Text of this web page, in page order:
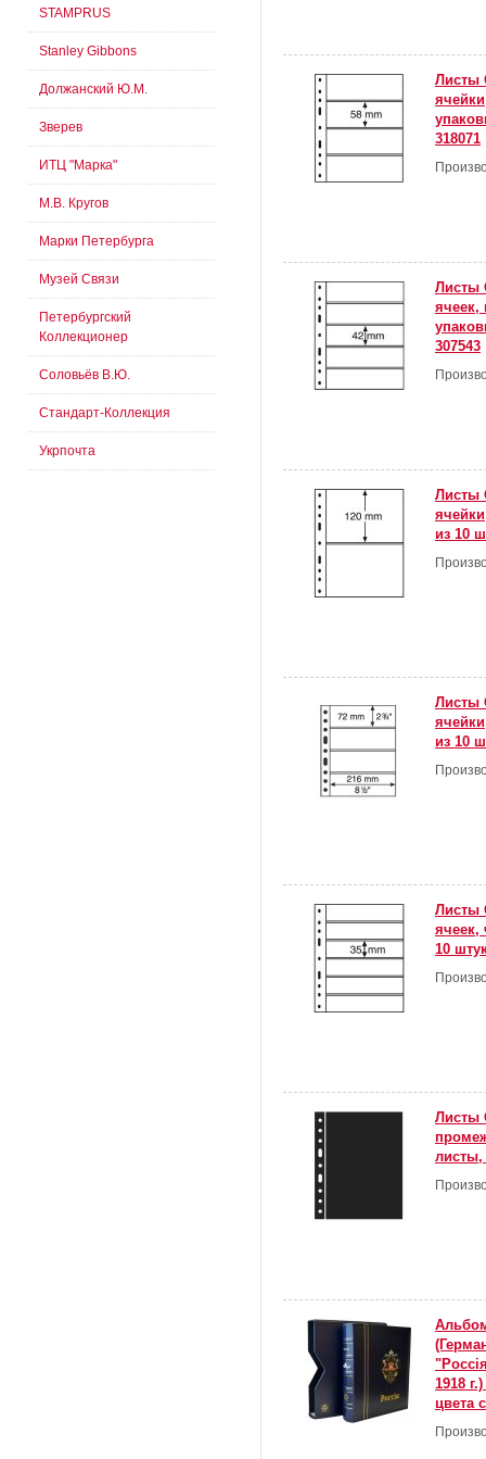
Листы
318071
Листы
ячеек,
307543
Листы
из 10
Листы
из 10
Листы
ячеек,
10
Листы
листы,
1918
цвета
STAMPRUS
Stanley Gibbons
Должанский Ю.М.
Зверев
ИТЦ "Марка"
М.В. Кругов
Марки Петербурга
Музей Связи
Петербургский
Коллекционер
Соловьёв В.Ю.
Стандарт-Коллекция
Укрпочта